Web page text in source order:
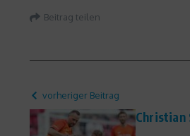
Beitrag teilen
vorheriger Beitrag
Christian